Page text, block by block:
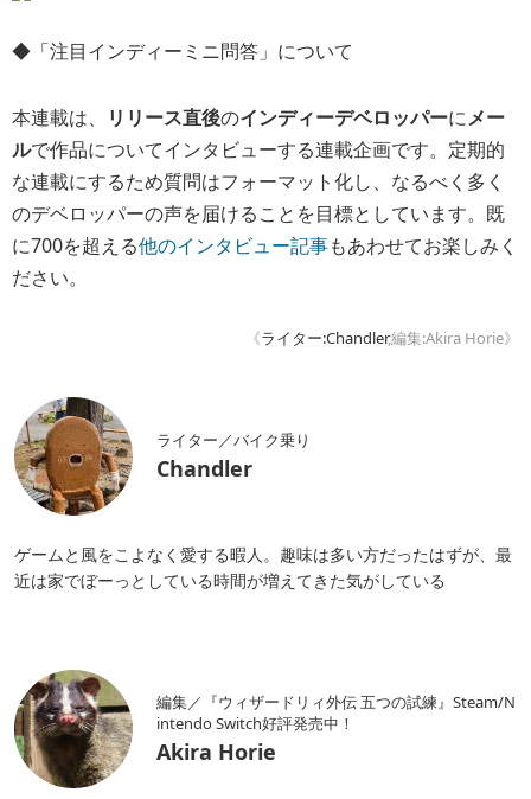
◆「注目インディーミニ問答」について
本連載は、 リリース直後のインディーデベロッパーにメー
ルで作品についてインタビューする連載企画です。定期的
な連載にするため質問はフォーマット化し、なるべく多く
のデベロッパーの声を届けることを目標としています。既
に700を超える他のインタビュー記事もあわせてお楽しみく
ださい。
《ライター:Chandler,編集:Akira Horie》
ライター／バイク乗り
Chandler
ゲームと風をこよなく愛する暇人。趣味は多い方だったはずが、最
近は家でぼーっとしている時間が増えてきた気がしている
編集／『ウィザードリィ外伝 五つの試練』Steam/N
intendo Switch好評発売中！
Akira Horie